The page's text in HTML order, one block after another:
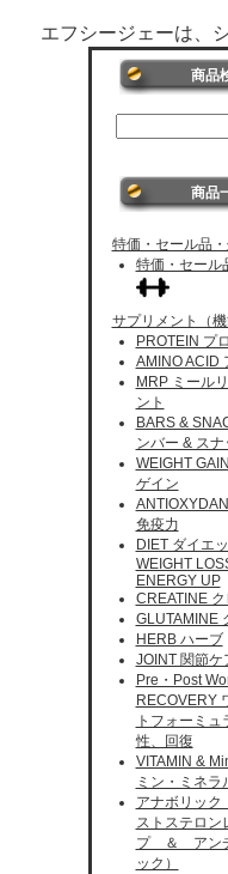
エフシージェーは、
商品
商品
特価・セール品
特価・セール
サプリメント（機
PROTEIN プ
AMINO ACID
MRP ミール
ント
BARS &
ンバー & スナ
WEIGHT
ゲイン
免疫力
DIET ダイエ
WEIGHT
ENERGY UP
CREATINE
GLUTAMINE
HERB ハーブ
JOINT 関節ケ
Pre・Post
RECOVERY
トフォーミ
性、回復
VITAMIN &
ミン・ミネラ
アナボリック
ストステロン
プ ＆ アン
ック）